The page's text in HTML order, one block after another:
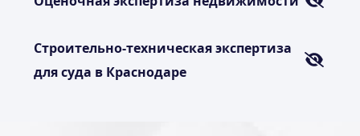
Строительно-техническая экспертиза
для суда в Краснодаре